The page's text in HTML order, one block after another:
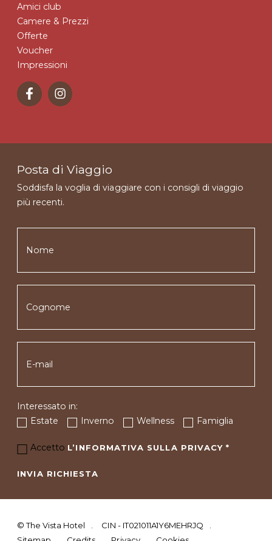
Amici club
Camere & Prezzi
Offerte
Voucher
Impressioni
Posta di Viaggio
Soddisfa la voglia di viaggiare con i consigli di viaggio
più recenti.
Interessato in:
Estate
Inverno Wellness Famiglia
Accetto L’INFORMATIVA SULLA PRIVACY*
INVIA RICHIESTA
©The Vista Hotel
CIN - IT021011A1Y6MEHRJQ